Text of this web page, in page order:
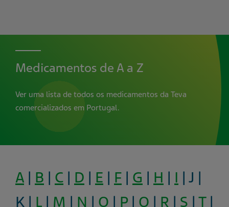
Medicamentos de A a Z
Ver uma lista de todos os medicamentos da Teva
comercializados em Portugal.
A | B | C | D | E | F | G | H | I | J |
K | L | M | N | O | P| Q | R | S | T|